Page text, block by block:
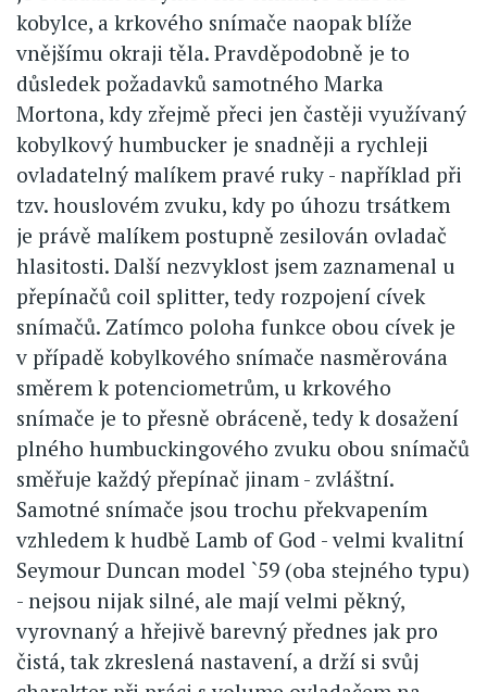
kobylce, a krkového snímače naopak blíže
vnějšímu okraji těla. Pravděpodobně je to
důsledek požadavků samotného Marka
Mortona, kdy zřejmě přeci jen častěji využívaný
kobylkový humbucker je snadněji a rychleji
ovladatelný malíkem pravé ruky - například při
tzv. houslovém zvuku, kdy po úhozu trsátkem
je právě malíkem postupně zesilován ovladač
hlasitosti. Další nezvyklost jsem zaznamenal u
přepínačů coil splitter, tedy rozpojení cívek
snímačů. Zatímco poloha funkce obou cívek je
v případě kobylkového snímače nasměrována
směrem k potenciometrům, u krkového
snímače je to přesně obráceně, tedy k dosažení
plného humbuckingového zvuku obou snímačů
směřuje každý přepínač jinam - zvláštní.
Samotné snímače jsou trochu překvapením
vzhledem k hudbě Lamb of God - velmi kvalitní
Seymour Duncan model `59 (oba stejného typu)
- nejsou nijak silné, ale mají velmi pěkný,
vyrovnaný a hřejivě barevný přednes jak pro
čistá, tak zkreslená nastavení, a drží si svůj